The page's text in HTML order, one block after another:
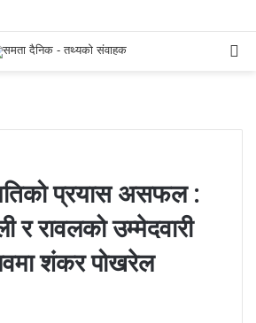
प्रयास असफल :
र रावलको उम्मेदवारी
शंकर पोखरेल